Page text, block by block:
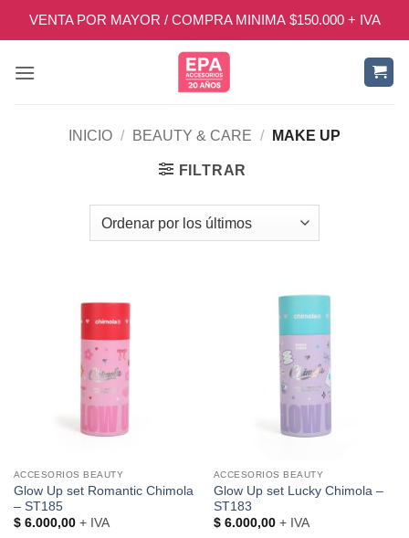
VENTA POR MAYOR / COMPRA MINIMA $150.000 + IVA
INICIO / BEAUTY & CARE / MAKE UP
FILTRAR
ACCESORIOS BEAUTY
Glow Up set Romantic Chimola
– ST185
$6.000,00+ IVA
ACCESORIOS BEAUTY
Glow Up set Lucky Chimola –
ST183
$6.000,00+ IVA